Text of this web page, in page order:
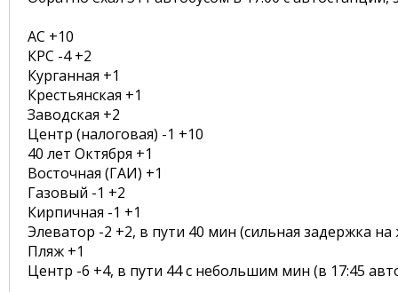
АС +10
КРС -4 +2
Курганная +1
Крестьянская +1
Заводская +2
Центр (налоговая) -1 +10
40 лет Октября +1
Восточная (ГАИ) +1
Газовый -1 +2
Кирпичная -1 +1
Элеватор -2 +2, в пути 40 мин (сильная задержка
Пляж +1
Центр -6 +4, в пути 44 с небольшим мин (в 17:45